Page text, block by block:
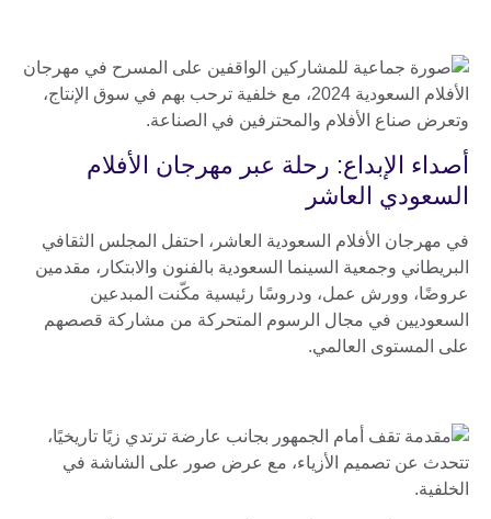
أصداء الإبداع: رحلة عبر مهرجان الأفلام
السعودي العاشر
في مهرجان الأفلام السعودية العاشر، احتفل المجلس الثقافي
البريطاني وجمعية السينما السعودية بالفنون والابتكار، مقدمين
عروضًا، وورش عمل، ودروسًا رئيسية مكّنت المبدعين
السعوديين في مجال الرسوم المتحركة من مشاركة قصصهم
على المستوى العالمي.